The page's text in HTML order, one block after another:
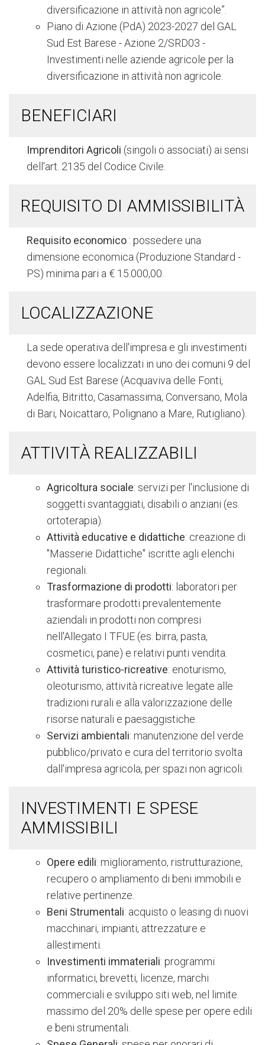
diversificazione in attività non agricole”.
Piano di Azione (PdA) 2023-2027 del GAL
Sud Est Barese - Azione 2/SRD03 -
Investimenti nelle aziende agricole per la
diversificazione in attività non agricole.
BENEFICIARI
Imprenditori Agricoli (singoli o associati) ai sensi
dell'art. 2135 del Codice Civile.
REQUISITO DI AMMISSIBILITÀ
Requisito economico : possedere una
dimensione economica (Produzione Standard -
PS) minima pari a € 15.000,00.
LOCALIZZAZIONE
La sede operativa dell'impresa e gli investimenti
devono essere localizzati in uno dei comuni 9 del
GAL Sud Est Barese (Acquaviva delle Fonti,
Adelfia, Bitritto, Casamassima, Conversano, Mola
di Bari, Noicattaro, Polignano a Mare, Rutigliano).
ATTIVITÀ REALIZZABILI
Agricoltura sociale: servizi per l'inclusione di
soggetti svantaggiati, disabili o anziani (es.
ortoterapia).
Attività educative e didattiche: creazione di
"Masserie Didattiche" iscritte agli elenchi
regionali.
Trasformazione di prodotti: laboratori per
trasformare prodotti prevalentemente
aziendali in prodotti non compresi
nell'Allegato I TFUE (es. birra, pasta,
cosmetici, pane) e relativi punti vendita.
Attività turistico-ricreative: enoturismo,
oleoturismo, attività ricreative legate alle
tradizioni rurali e alla valorizzazione delle
risorse naturali e paesaggistiche.
Servizi ambientali: manutenzione del verde
pubblico/privato e cura del territorio svolta
dall'impresa agricola, per spazi non agricoli.
INVESTIMENTI E SPESE
AMMISSIBILI
Opere edili: miglioramento, ristrutturazione,
recupero o ampliamento di beni immobili e
relative pertinenze.
Beni Strumentali: acquisto o leasing di nuovi
macchinari, impianti, attrezzature e
allestimenti.
Investimenti immateriali: programmi
informatici, brevetti, licenze, marchi
commerciali e sviluppo siti web, nel limite
massimo del 20% delle spese per opere edili
e beni strumentali.